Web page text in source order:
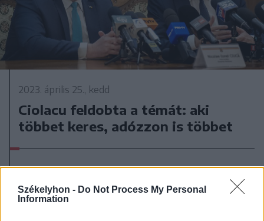
Székelyhon - Do Not Process My Personal
Information
2023. április 25., kedd
Ciolacu feldobta a témát: aki
többet keres, adózzon is többet